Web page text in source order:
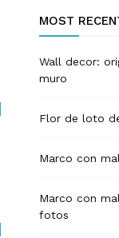
MOST
Wall decor:
muro
Flor de loto
Marco con
Marco con
fotos